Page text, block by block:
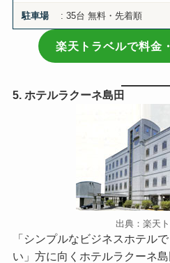
駐車場 : 35台 無料・先着順
楽天トラベルで料金
5. ホテルラクーネ島田
出典：楽天
「シンプルなビジネスホテル
い」方に向くホテルラクーネ島